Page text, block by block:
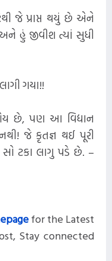
જે પ્રાપ્ત થયું છે એને
હું જીવીશ ત્યાં સુધી
ગયા!!
છે, પણ આ વિદ્યાન
જે કૃતજ્ઞ થઈ પૂરી
ટકા લાગુ પડે છે. –
for the Latest
Stay connected